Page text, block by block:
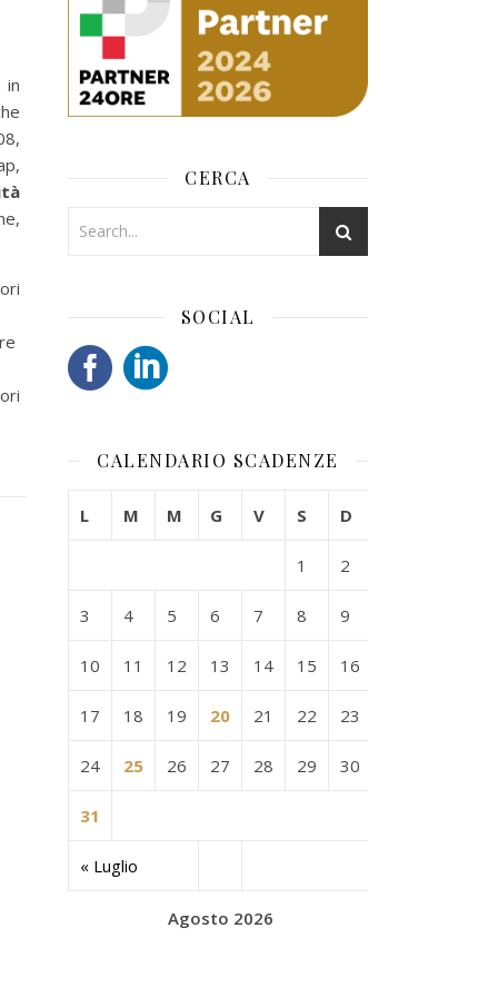
in
CERCA
SOCIAL
CALENDARIO SCADENZE
Agosto 2026
L M M G V S D
« Luglio
1 2
3 4 5 6 7 8 9
10 11 12 13 14 15 16
17 18 19 20 21 22 23
24 25 26 27 28 29 30
31